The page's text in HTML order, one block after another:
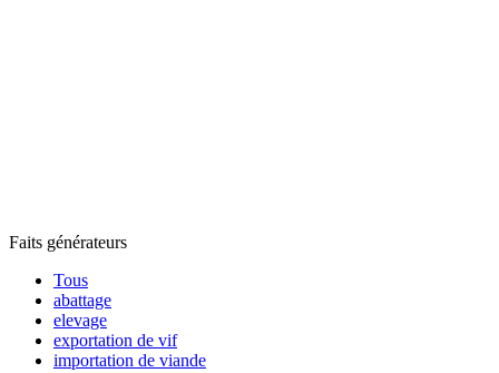
Faits générateurs
Tous
abattage
elevage
exportation de vif
importation de viande